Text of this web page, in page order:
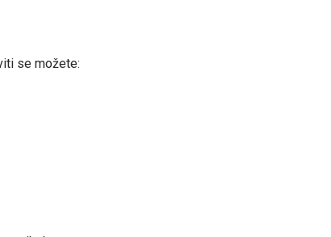
se možete: